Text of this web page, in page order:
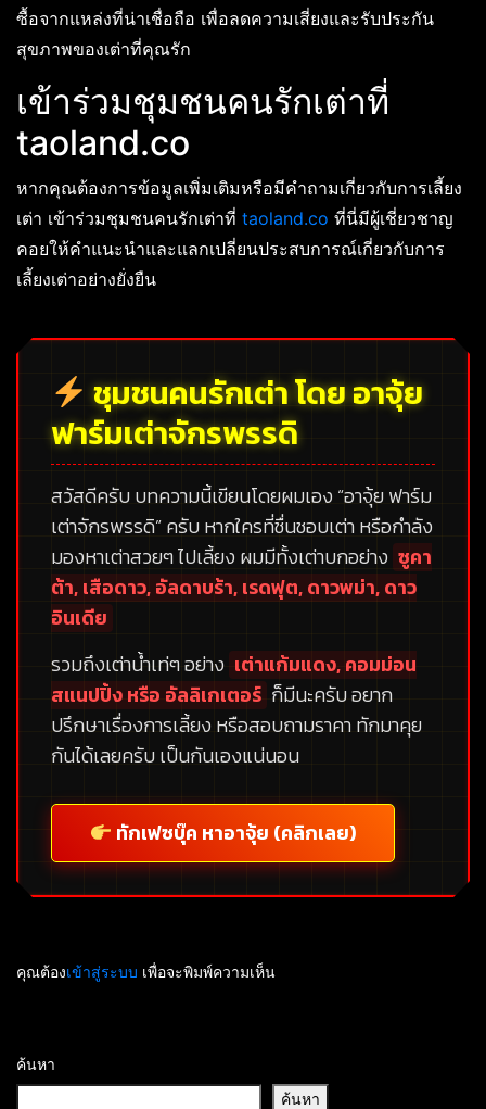
ซื้อจากแหล่งที่น่าเชื่อถือ เพื่อลดความเสี่ยงและรับประกัน
สุขภาพของเต่าที่คุณรัก
เข้าร่วมชุมชนคนรักเต่าที่
taoland.co
หากคุณต้องการข้อมูลเพิ่มเติมหรือมีคำถามเกี่ยวกับการเลี้ยง
เต่า เข้าร่วมชุมชนคนรักเต่าที่ taoland.co ที่นี่มีผู้เชี่ยวชาญ
คอยให้คำแนะนำและแลกเปลี่ยนประสบการณ์เกี่ยวกับการ
เลี้ยงเต่าอย่างยั่งยืน
ชุมชนคนรักเต่า โดย อาจุ้ย
ฟาร์มเต่าจักรพรรดิ
สวัสดีครับ บทความนี้เขียนโดยผมเอง “อาจุ้ย ฟาร์ม
เต่าจักรพรรดิ”ครับ หากใครที่ชื่นชอบเต่า หรือกำลัง
มองหาเต่าสวยๆ ไปเลี้ยง ผมมีทั้งเต่าบกอย่าง ซูคา
ต้า, เสือดาว, อัลดาบร้า, เรดฟุต, ดาวพม่า, ดาว
อินเดีย
รวมถึงเต่าน้ำเท่ๆ อย่าง เต่าแก้มแดง, คอมม่อน
สแนปปิ้ง หรือ อัลลิเกเตอร์ ก็มีนะครับ อยาก
ปรึกษาเรื่องการเลี้ยง หรือสอบถามราคา ทักมาคุย
กันได้เลยครับ เป็นกันเองแน่นอน
ทักเฟซบุ๊ค หาอาจุ้ย (คลิกเลย)
คุณต้องเข้าสู่ระบบ เพื่อจะพิมพ์ความเห็น
ค้นหา
ค้นหา